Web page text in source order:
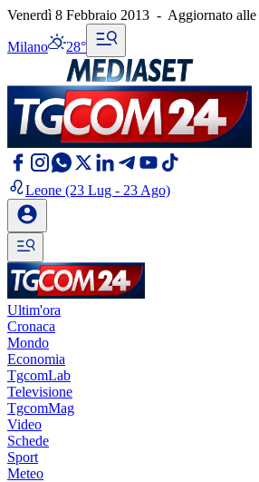
Venerdì 8 Febbraio 2013 - Aggiornato alle
Milano 28°
Leone (23 Lug - 23 Ago)
Ultim'ora
Cronaca
Mondo
Economia
TgcomLab
Televisione
TgcomMag
Video
Schede
Sport
Meteo